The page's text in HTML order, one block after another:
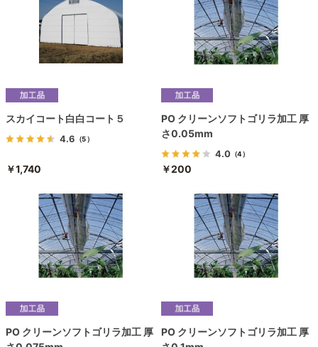
スカイコート白白コート５
4.6 （5）
￥1,740
PO クリーンソフトゴリラ加工 厚
さ0.05mm
4.0 （4）
￥200
PO クリーンソフトゴリラ加工 厚
PO クリーンソフトゴリラ加工 厚